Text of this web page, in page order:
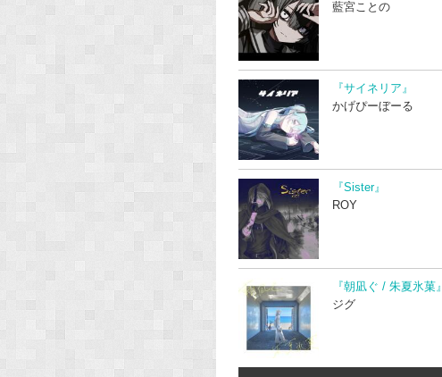
藍宮ことの
『サイネリア』
かげぴーぼーる
『Sister』
ROY
『朝凪ぐ / 朱夏氷菓』
ジグ